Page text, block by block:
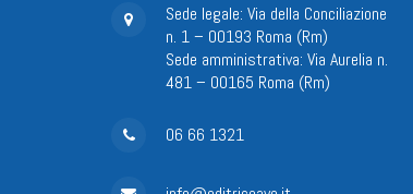
Sede legale: Via della Conciliazione
n. 1 – 00193 Roma (Rm)
Sede amministrativa: Via Aurelia n.
481 – 00165 Roma (Rm)
06 66 1321